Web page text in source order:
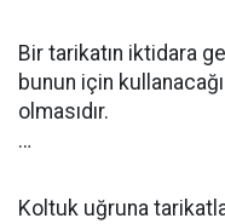
Bir tarikatın iktidara
bunun için
olmasıdır.
…
Koltuk uğruna